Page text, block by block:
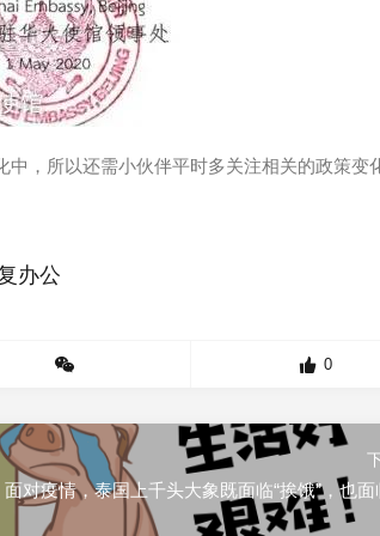
，所以还需小伙伴平时多关注相关的政策变
办公
0
面对疫情，泰国上千头大象既面临“挨饿”，也面